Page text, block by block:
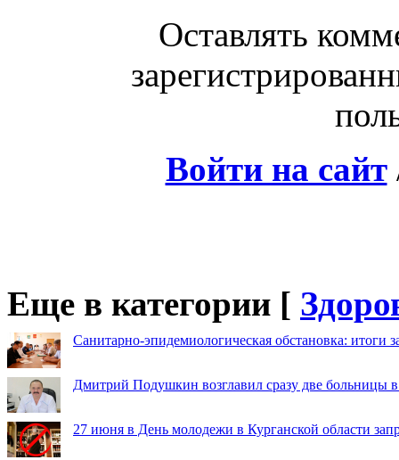
Оставлять
Войти на сайт
Еще в категории [
Санитарно-эпидемиологическая обстановка: итоги
Дмитрий Подушкин возглавил сразу две больницы
27 июня в День молодежи в Курганской области